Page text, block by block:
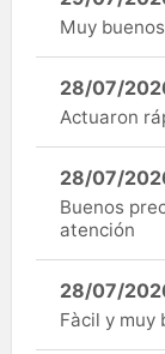
Muy
28/07/
Actuaron
28/07/
Buenos
atención
28/07/
Fàcil y muy